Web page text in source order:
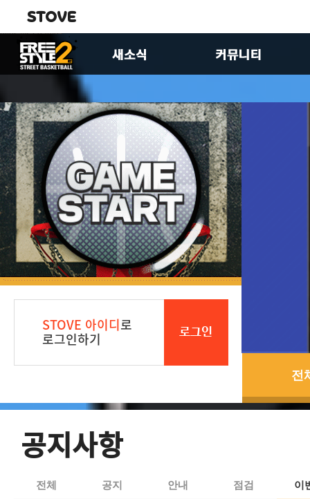
업데이트
이벤트
FS2스토리
패치노트
유저공략실
이미지게시판
제안합니다
팬아트게시판
크루 홍보 게시판
STOVE 아이디로
로그인하기 로그인
전
공지사항
전체 공지 안내 점검 이